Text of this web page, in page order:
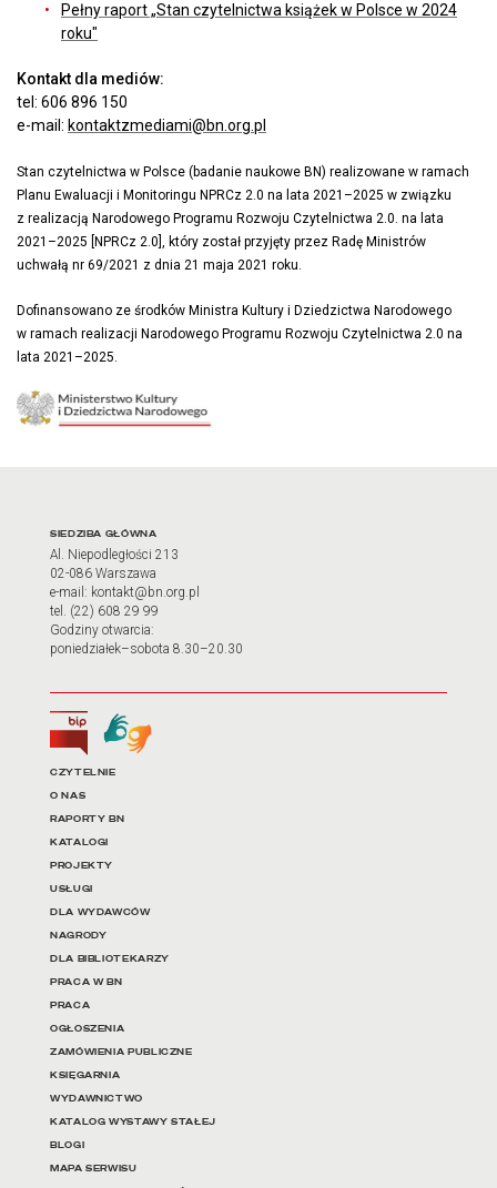
Pełny raport „Stan czytelnictwa książek w Polsce w 2024
roku"
Kontakt dla mediów:
tel: 606 896 150
e-mail: kontaktzmediami@bn.org.pl
Stan czytelnictwa w Polsce (badanie naukowe BN) realizowane w ramach
Planu Ewaluacji i Monitoringu NPRCz 2.0 na lata 2021–2025 w związku
z realizacją Narodowego Programu Roz­woju Czytelnictwa 2.0. na lata
2021–2025 [NPRCz 2.0], który został przyjęty przez Radę Ministrów
uchwałą nr 69/2021 z dnia 21 maja 2021 roku.
Dofinansowano ze środków Ministra Kultury i Dziedzictwa Narodowego
w ramach realizacji Narodowego Programu Rozwoju Czytelnictwa 2.0 na
lata 2021–2025.
Adres oraz godziny
SIEDZIBA GŁÓWNA
Al. Niepodległości 213
02-086 Warszawa
e-mail: kontakt@bn.org.pl
tel. (22) 608 29 99
Godziny otwarcia:
poniedziałek–sobota 8.30–20.30
Biuletyn Informacji Publicznej
Tłumacz języka migowego
Linki do najważniejszych
CZYTELNIE
O NAS
RAPORTY BN
KATALOGI
PROJEKTY
USŁUGI
DLA WYDAWCÓW
NAGRODY
DLA BIBLIOTEKARZY
PRACA W BN
PRACA
OGŁOSZENIA
ZAMÓWIENIA PUBLICZNE
KSIĘGARNIA
WYDAWNICTWO
KATALOG WYSTAWY STAŁEJ
BLOGI
MAPA SERWISU